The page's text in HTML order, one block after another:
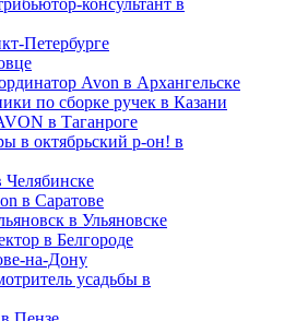
консультант в
Петербурге
Avon в Архангельске
по сборке ручек в Казани
в Таганроге
в октябрьский р-он! в
в Саратове
в Ульяновске
в Белгороде
на-Дону
усадьбы в